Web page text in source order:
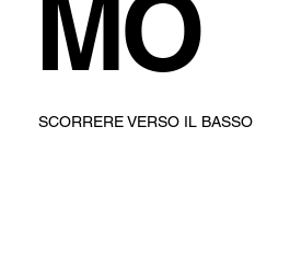
MO
SCORRERE VERSO IL BASSO